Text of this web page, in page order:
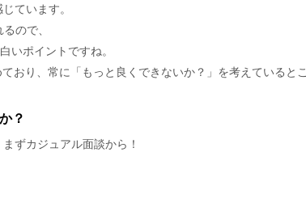
ています。
ので、
いポイントですね。
おり、常に「もっと良くできないか？」を考えていると
？
ずカジュアル面談から！